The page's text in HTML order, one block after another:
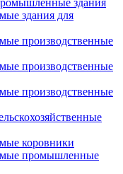
здания
здания для
производственные
производственные
производственные
коровники
промышленные